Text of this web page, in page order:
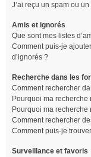
J’ai reçu un spam ou
Amis et ignorés
Que sont mes listes
Comment puis-je
d’ignorés ?
Recherche dans les
Comment rechercher
Pourquoi ma
Pourquoi ma
Comment rechercher
Comment puis-je
Surveillance et favoris